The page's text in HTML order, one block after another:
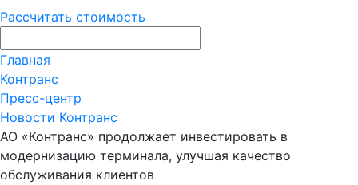
Рассчитать стоимость
Главная
Контранс
Пресс-центр
Новости Контранс
АО «Контранс» продолжает инвестировать в
модернизацию терминала, улучшая качество
обслуживания клиентов